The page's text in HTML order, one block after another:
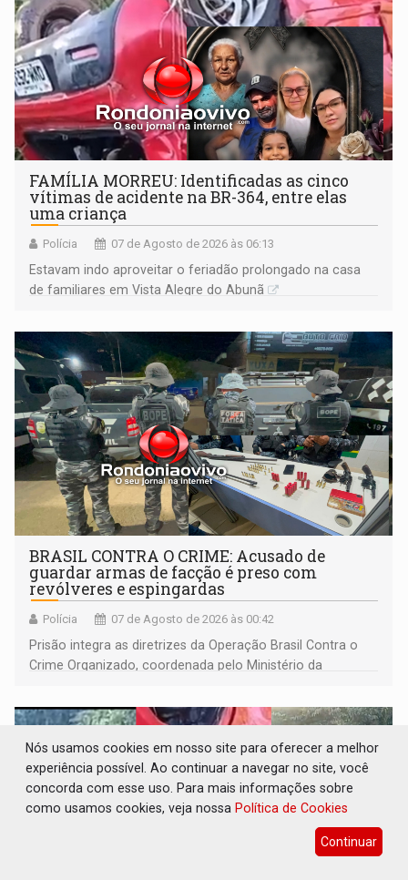
FAMÍLIA MORREU: Identificadas as cinco
vítimas de acidente na BR-364, entre elas
uma criança
Polícia 07 de Agosto de 2026 às 06:13
Estavam indo aproveitar o feriadão prolongado na casa
de familiares em Vista Alegre do Abunã
BRASIL CONTRA O CRIME: Acusado de
guardar armas de facção é preso com
revólveres e espingardas
Polícia 07 de Agosto de 2026 às 00:42
Prisão integra as diretrizes da Operação Brasil Contra o
Crime Organizado, coordenada pelo Ministério da
Nós usamos cookies em nosso site para oferecer a melhor
experiência possível. Ao continuar a navegar no site, você
concorda com esse uso. Para mais informações sobre
como usamos cookies, veja nossa Política de Cookies
Continuar